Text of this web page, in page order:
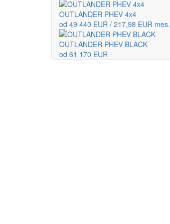
OUTLANDER PHEV 4x4
od 49 440 EUR / 217,98 EUR mes.
OUTLANDER PHEV BLACK
od 61 170 EUR